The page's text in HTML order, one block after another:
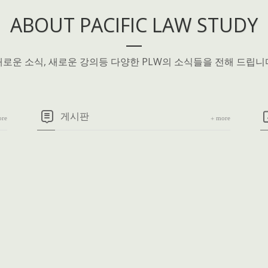
ABOUT PACIFIC LAW STUDY
로운 소식, 새로운 강의등 다양한 PLW의 소식들을 전해 드립니
게시판 +more